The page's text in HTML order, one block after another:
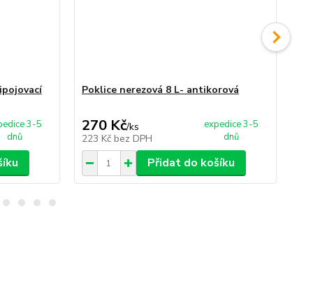
3-5
dnů
Poklice nerezová 8 L- antikorová
270 Kč/ks
223 Kč bez DPH
expedice 3-5
dnů
Přidat do košíku